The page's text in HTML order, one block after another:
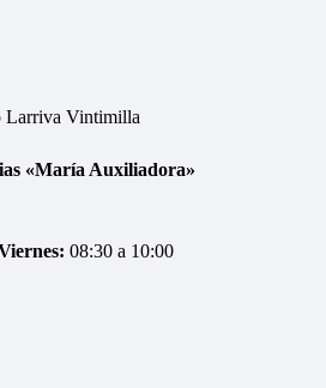
Larriva Vintimilla
«María Auxiliadora»
08:30 a 10:00